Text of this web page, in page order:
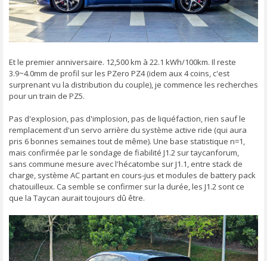
Et le premier anniversaire. 12,500 km à 22.1 kWh/100km. Il reste
3.9~4.0mm de profil sur les PZero PZ4 (idem aux 4 coins, c'est
surprenant vu la distribution du couple), je commence les recherches
pour un train de PZ5.
Pas d'explosion, pas d'implosion, pas de liquéfaction, rien sauf le
remplacement d'un servo arrière du système active ride (qui aura
pris 6 bonnes semaines tout de même). Une base statistique n=1,
mais confirmée par le sondage de fiabilité J1.2 sur taycanforum,
sans commune mesure avec l'hécatombe sur J1.1, entre stack de
charge, système AC partant en cours-jus et modules de battery pack
chatouilleux. Ca semble se confirmer sur la durée, les J1.2 sont ce
que la Taycan aurait toujours dû être.